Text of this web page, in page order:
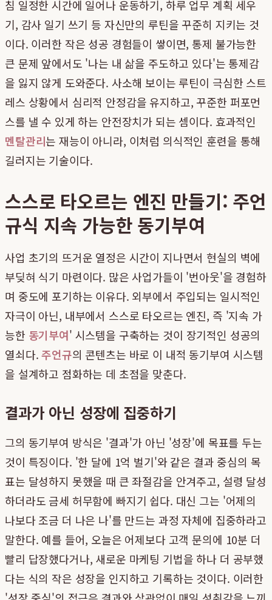
침 일정한 시간에 일어나 운동하기, 하루 업무 계획 세우
기, 감사 일기 쓰기 등 자신만의 루틴을 꾸준히 지키는 것
이다. 이러한 작은 성공 경험들이 쌓이면, 통제 불가능한
큰 문제 앞에서도 '나는 내 삶을 주도하고 있다'는 통제감
을 잃지 않게 도와준다. 사소해 보이는 루틴이 극심한 스트
레스 상황에서 심리적 안정감을 유지하고, 꾸준한 퍼포먼
스를 낼 수 있게 하는 안전장치가 되는 셈이다. 효과적인
멘탈관리는 재능이 아니라, 이처럼 의식적인 훈련을 통해
길러지는 기술이다.
스스로 타오르는 엔진 만들기: 주언
규식 지속 가능한 동기부여
사업 초기의 뜨거운 열정은 시간이 지나면서 현실의 벽에
부딪혀 식기 마련이다. 많은 사업가들이 '번아웃'을 경험하
며 중도에 포기하는 이유다. 외부에서 주입되는 일시적인
자극이 아닌, 내부에서 스스로 타오르는 엔진, 즉 '지속 가
능한 동기부여' 시스템을 구축하는 것이 장기적인 성공의
열쇠다.주언규의 콘텐츠는 바로 이 내적 동기부여 시스템
을 설계하고 점화하는 데 초점을 맞춘다.
결과가 아닌 성장에 집중하기
그의 동기부여 방식은 '결과'가 아닌 '성장'에 목표를 두는
것이 특징이다. '한 달에 1억 벌기'와 같은 결과 중심의 목
표는 달성하지 못했을 때 큰 좌절감을 안겨주고, 설령 달성
하더라도 금세 허무함에 빠지기 쉽다. 대신 그는 '어제의
나보다 조금 더 나은 나'를 만드는 과정 자체에 집중하라고
말한다. 예를 들어, 오늘은 어제보다 고객 문의에 10분 더
빨리 답장했다거나, 새로운 마케팅 기법을 하나 더 공부했
다는 식의 작은 성장을 인지하고 기록하는 것이다. 이러한